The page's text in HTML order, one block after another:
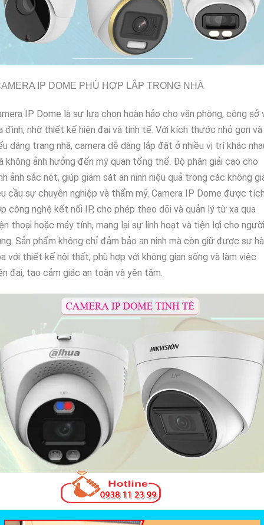
IP DOME PHÙ HỢP LẮP TRONG NHÀ
IP Dome là sự lựa chọn hoàn hảo cho văn phòng, công sở
đình, nhờ thiết kế hiện đại và tinh tế. Với kích thước nhỏ gọn và
dáng trang nhã, camera dễ dàng lắp đặt ở nhiều vị trí khác
không ảnh hưởng đến mỹ quan tổng thể. Độ phân giải cao cho
ảnh sắc nét, giúp giám sát an ninh hiệu quả trong các không
cầu sự chuyên nghiệp và thẩm mỹ. Camera IP Dome được
công nghệ kết nối IP, cho phép theo dõi và quản lý từ xa qua
thoại hoặc máy tính, mang lại sự linh hoạt và tiện lợi cho người
Sản phẩm không chỉ đảm bảo an ninh mà còn giữ được sự
với thiết kế nội thất, phù hợp với không gian sống và làm việc
đại, tạo cảm giác an toàn và yên tâm.